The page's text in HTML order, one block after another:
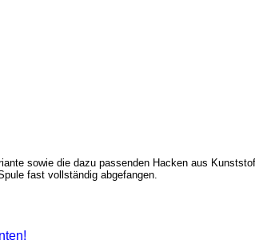
sowie die dazu passenden Hacken aus
fast vollständig abgefangen.